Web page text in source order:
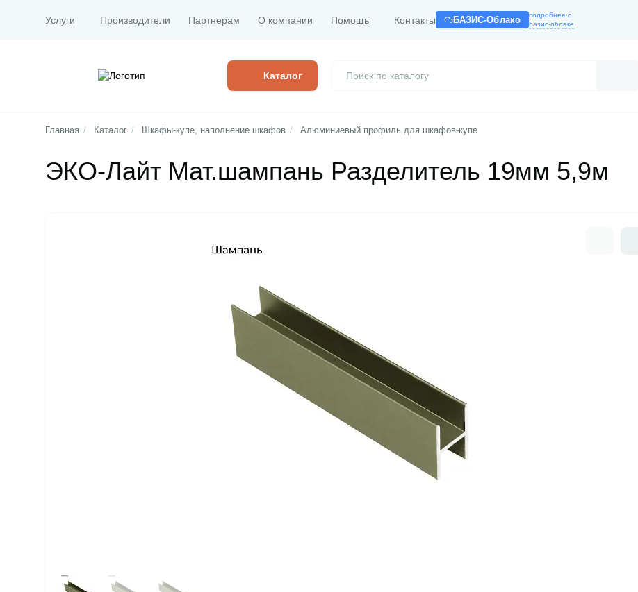
Услуги Производители Партнерам О компании Помощь Контакты БАЗИС-Облако
подробнее о
базис-облаке
Каталог
Главная / Каталог / Шкафы-купе, наполнение шкафов / Алюминиевый профиль для шкафов-купе
ЭКО-Лайт Мат.шампань Разделитель 19мм 5,9м